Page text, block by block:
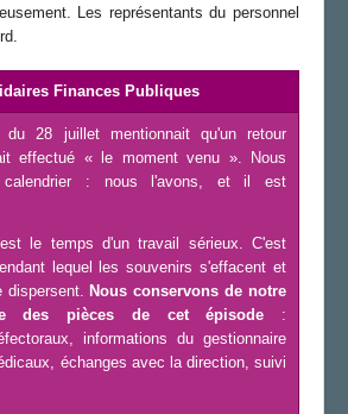
Les représentants du personnel
Finances Publiques
du 28 juillet mentionnait qu'un retour
effectué « le moment venu ». Nous
calendrier : nous l'avons, et il est
le temps d'un travail sérieux. C'est
lequel les souvenirs s'effacent et
dispersent. Nous conservons de notre
des pièces de cet épisode :
informations du gestionnaire
échanges avec la direction, suivi